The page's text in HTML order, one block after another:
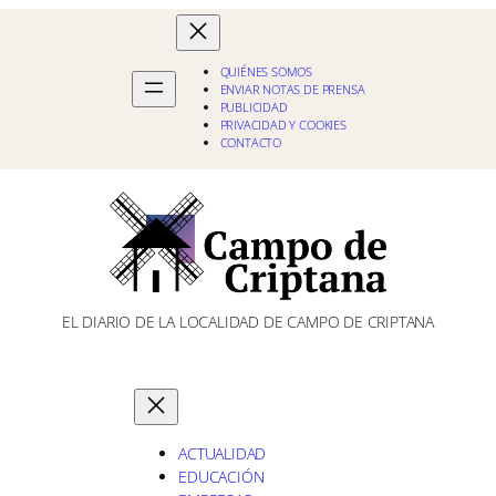
QUIÉNES SOMOS
ENVIAR NOTAS DE PRENSA
PUBLICIDAD
PRIVACIDAD Y COOKIES
CONTACTO
EL DIARIO DE LA LOCALIDAD DE CAMPO DE CRIPTANA
ACTUALIDAD
EDUCACIÓN